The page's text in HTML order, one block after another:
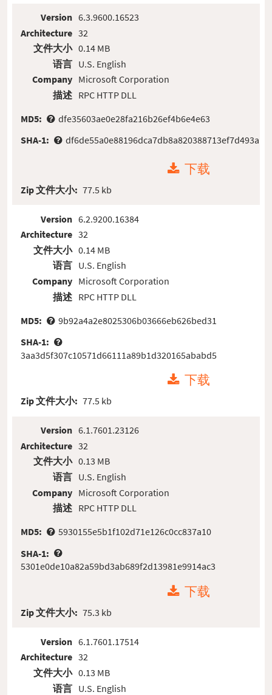
Version
Architecture
文件大小
语言
Company
描述
6.3.9600.16523
32
0.14 MB
U.S. English
Microsoft Corporation
RPC HTTP DLL
MD5:
dfe35603ae0e28fa216b26ef4b6e4e63
SHA-1:
df6de55a0e88196dca7db8a820388713ef7d493a
下载
Zip 文件大小: 77.5 kb
Version
Architecture
文件大小
语言
Company
描述
6.2.9200.16384
32
0.14 MB
U.S. English
Microsoft Corporation
RPC HTTP DLL
MD5:
9b92a4a2e8025306b03666eb626bed31
SHA-1:
3aa3d5f307c10571d66111a89b1d320165ababd5
下载
Zip 文件大小: 77.5 kb
Version
Architecture
文件大小
语言
Company
描述
6.1.7601.23126
32
0.13 MB
U.S. English
Microsoft Corporation
RPC HTTP DLL
MD5:
5930155e5b1f102d71e126c0cc837a10
SHA-1:
5301e0de10a82a59bd3ab689f2d13981e9914ac3
下载
Zip 文件大小: 75.3 kb
Version
Architecture
文件大小
语言
6.1.7601.17514
32
0.13 MB
U.S. English